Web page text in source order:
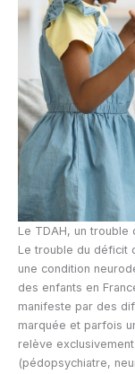
Le TDAH, un trouble
Le trouble du déficit
une condition
des enfants en
manifeste par des
marquée et parfois
relève
(pédopsychiatre,